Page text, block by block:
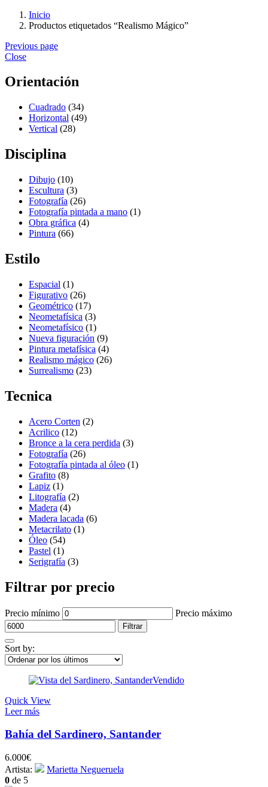
Inicio
Productos etiquetados “Realismo Mágico”
Previous page
Close
Orientación
Cuadrado (34)
Horizontal (49)
Vertical (28)
Disciplina
Dibujo (10)
Escultura (3)
Fotografía (26)
Fotografía pintada a mano (1)
Obra gráfica (4)
Pintura (66)
Estilo
Espacial (1)
Figurativo (26)
Geométrico (17)
Neometafísica (3)
Neometafísico (1)
Nueva figuración (9)
Pintura metafísica (4)
Realismo mágico (26)
Surrealismo (23)
Tecnica
Acero Corten (2)
Acrilico (12)
Bronce a la cera perdida (3)
Fotografía (26)
Fotografía pintada al óleo (1)
Grafito (8)
Lapiz (1)
Litografía (2)
Madera (4)
Madera lacada (6)
Metacrilato (1)
Óleo (54)
Pastel (1)
Serigrafía (3)
Filtrar por precio
Precio mínimo Precio máximo
Filtrar
Sort by:
Vendido
Quick View
Leer más
Bahía del Sardinero, Santander
6.000€
Artista:
Marietta Negueruela
0 de 5